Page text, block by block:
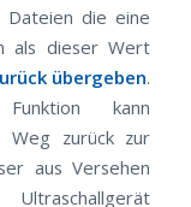
die eine
als dieser Wert
übergeben.
Funktion kann
Weg zurück zur
aus Versehen